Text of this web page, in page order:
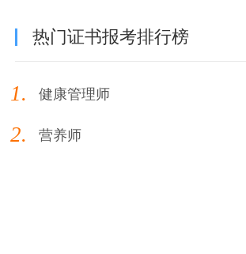
热门证书报考排行榜
1. 健康管理师
2. 营养师